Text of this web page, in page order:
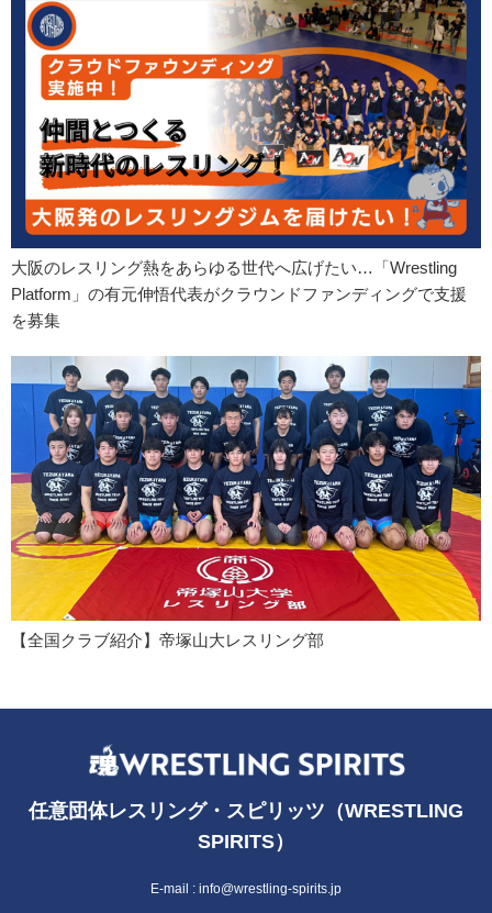
大阪のレスリング熱をあらゆる世代へ広げたい…「Wrestling
Platform」の有元伸悟代表がクラウンドファンディングで支援
を募集
【全国クラブ紹介】帝塚山大レスリング部
任意団体レスリング・スピリッツ（WRESTLING
SPIRITS）
E-mail : info@wrestling-spirits.jp